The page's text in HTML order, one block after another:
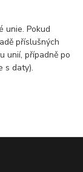
unie. Pokud
příslušných
unií, případně po
s daty).